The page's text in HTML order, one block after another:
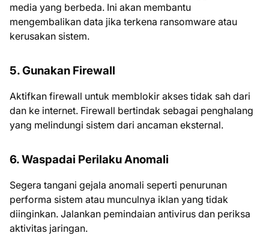
media yang berbeda. Ini akan membantu
mengembalikan data jika terkena ransomware atau
kerusakan sistem.
5. Gunakan Firewall
Aktifkan firewall untuk memblokir akses tidak sah dari
dan ke internet. Firewall bertindak sebagai penghalang
yang melindungi sistem dari ancaman eksternal.
6. Waspadai Perilaku Anomali
Segera tangani gejala anomali seperti penurunan
performa sistem atau munculnya iklan yang tidak
diinginkan. Jalankan pemindaian antivirus dan periksa
aktivitas jaringan.